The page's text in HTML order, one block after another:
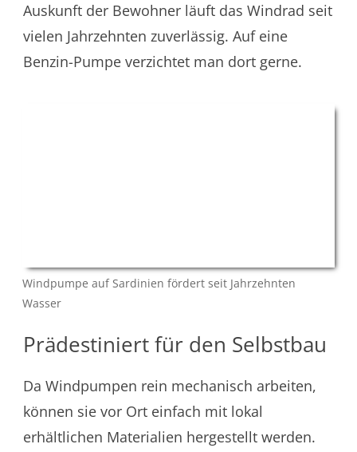
Auskunft der Bewohner läuft das Windrad seit
vielen Jahrzehnten zuverlässig. Auf eine
Benzin-Pumpe verzichtet man dort gerne.
Windpumpe auf Sardinien fördert seit Jahrzehnten
Wasser
Prädestiniert für den Selbstbau
Da Windpumpen rein mechanisch arbeiten,
können sie vor Ort einfach mit lokal
erhältlichen Materialien hergestellt werden.